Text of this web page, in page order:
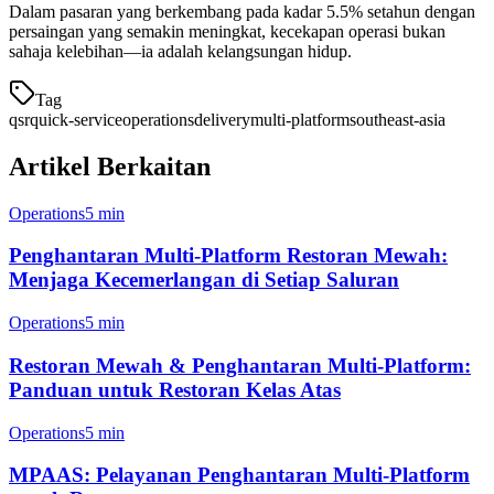
Dalam pasaran yang berkembang pada kadar 5.5% setahun dengan
persaingan yang semakin meningkat, kecekapan operasi bukan
sahaja kelebihan—ia adalah kelangsungan hidup.
Tag
qsrquick-serviceoperationsdeliverymulti-platformsoutheast-asia
Artikel Berkaitan
Operations5 min
Penghantaran Multi-Platform Restoran Mewah:
Menjaga Kecemerlangan di Setiap Saluran
Operations5 min
Restoran Mewah & Penghantaran Multi-Platform:
Panduan untuk Restoran Kelas Atas
Operations5 min
MPAAS: Pelayanan Penghantaran Multi-Platform